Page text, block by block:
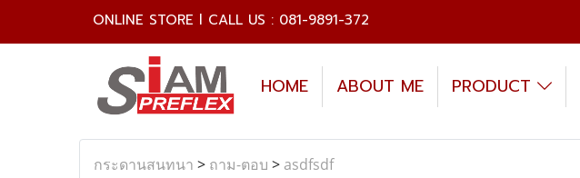
ONLINE STORE l CALL US : 081-9891-372
HOME ABOUT ME PRODUCT
กระดานสนทนา > ถาม-ตอบ > asdfsdf